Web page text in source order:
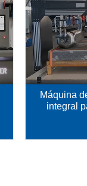
Máquina
integral